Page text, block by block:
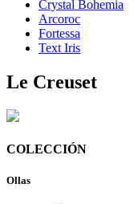
Crystal Bohemia
Arcoroc
Fortessa
Text Iris
Le Creuset
COLECCIÓN
Ollas